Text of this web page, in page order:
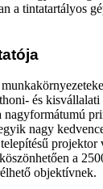
a tintatartályos
és
nagy
a
objektívnek.